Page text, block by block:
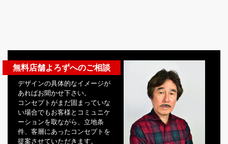
無料店舗よろずへのご相談
デザインの具体的なイメージが
あればお聞かせ下さい。
コンセプトがまだ固まっていな
い場合でもお客様とコミュニケ
ーションを取ながら、立地条
件、客層にあったコンセプトを
提案させていただきます。